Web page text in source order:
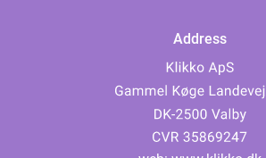
Address